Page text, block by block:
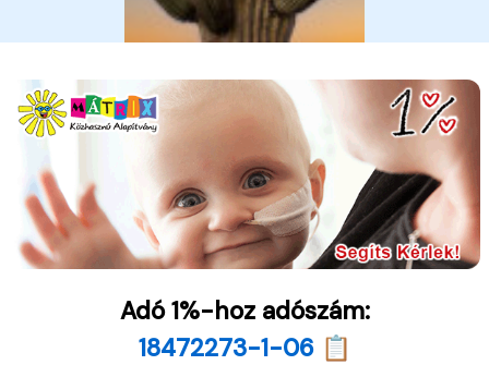
Adó 1%-hoz adószám:
18472273-1-06 📋